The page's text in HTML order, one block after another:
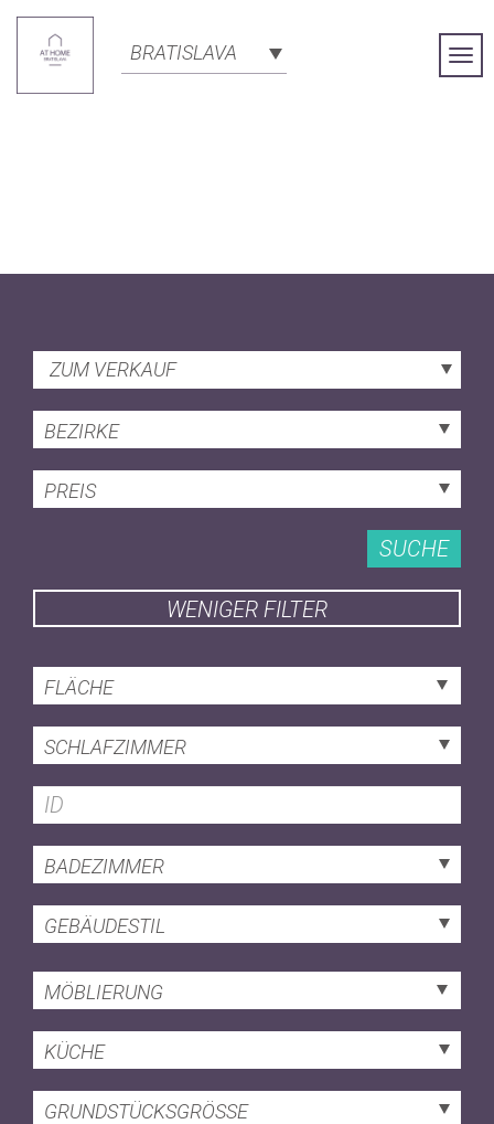
BRATISLAVA
ZUM VERKAUF
BEZIRKE
PREIS
SUCHE
WENIGER FILTER
FLÄCHE
SCHLAFZIMMER
BADEZIMMER
GEBÄUDESTIL
MÖBLIERUNG
KÜCHE
GRUNDSTÜCKSGRÖSSE